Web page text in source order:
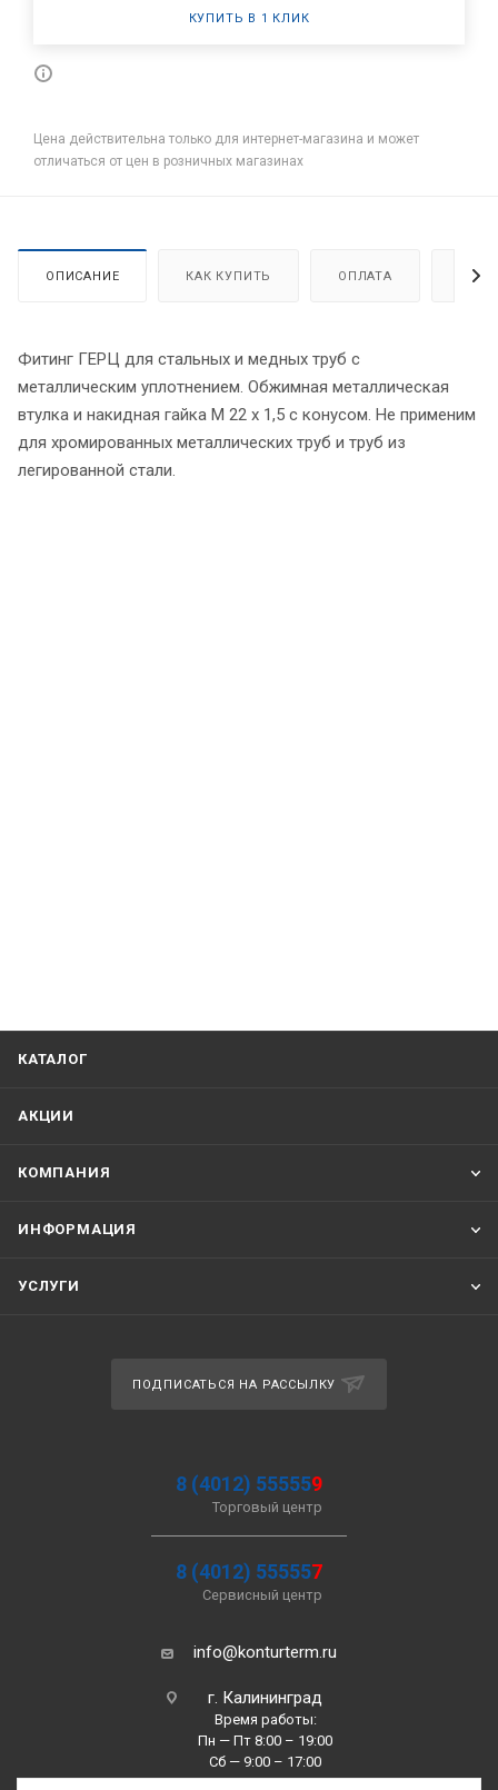
КУПИТЬ В 1 КЛИК
Цена действительна только для интернет-магазина и может
отличаться от цен в розничных магазинах
ОПИСАНИЕ КАК КУПИТЬ ОПЛАТА
Фитинг ГЕРЦ для стальных и медных труб с
металлическим уплотнением. Обжимная металлическая
втулка и накидная гайка М 22 х 1,5 с конусом. Не применим
для хромированных металлических труб и труб из
легированной стали.
КАТАЛОГ
АКЦИИ
КОМПАНИЯ
ИНФОРМАЦИЯ
УСЛУГИ
ПОДПИСАТЬСЯ НА РАССЫЛКУ
8 (4012) 555559
Торговый центр
8 (4012) 555557
Сервисный центр
info@konturterm.ru
г. Калининград
Время работы:
Пн — Пт 8:00 – 19:00
Сб — 9:00 – 17:00
Вс —10:00 – 16:00